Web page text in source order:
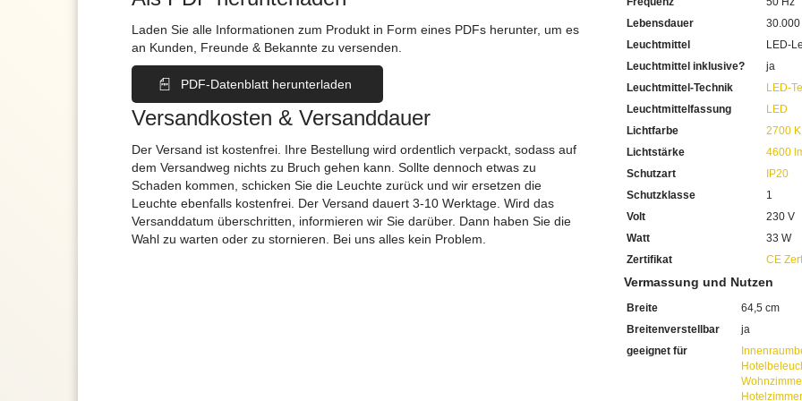
Mit einer Betriebsspannung
Eignung für den normalen
Dieschwarze
Für die Verwendung in
Die Tief beträgt bis zu 86
Ausladung ab Decke von 9
Durch die flache Bauweise
1 x 33 Watt LED ist hier
Mit einer hohen
Die hohe Lumenzahl
grösseren Räumen
Von 2700 Kelvin in wohlig
Bis 6500 Kelvin in
Mit einer Farbwiedergabe
Die Farben sehen Sie am
Extrem lange Lebensdauer
Sie haben bei uns 5 Jahre
Erkundigen Sie sich bei
Wir freuen uns auf Ihre
Laden Sie alle Informationen zum Produkt in Form eines PDFs herunter, um es
an Kunden, Freunde & Bekannte zu versenden.
PDF-Datenblatt herunterladen
Versandkosten & Versanddauer
Der Versand ist kostenfrei. Ihre Bestellung wird ordentlich verpackt, sodass auf
dem Versandweg nichts zu Bruch gehen kann. Sollte dennoch etwas zu
Schaden kommen, schicken Sie die Leuchte zurück und wir ersetzen die
Leuchte ebenfalls kostenfrei. Der Versand dauert 3-10 Werktage. Wird das
Versanddatum überschritten, informieren wir Sie darüber. Dann haben Sie die
Wahl zu warten oder zu stornieren. Bei uns alles kein Problem.
Lebensdauer
30.000
Leuchtmittel
LED-
Leuchtmittel inklusive?
ja
Leuchtmittel-Technik
LED-
Leuchtmittelfassung
LED
Lichtfarbe
2700 K
Lichtstärke
4600
Schutzart
IP20
Schutzklasse
1
Volt
230 V
Watt
33 W
Zertifikat
CE
Vermassung und Nutzen
Breite
64,5 cm
Breitenverstellbar
ja
geeignet für